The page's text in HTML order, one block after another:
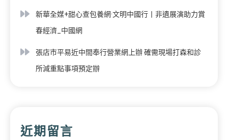
新華全媒+甜心查包養網·文明中國行丨非遺展演助力賞
春經濟_中國網
張店市平易近中間奉行營業網上辦 確需現場打森和診
所減重點事項預定辦
近期留言